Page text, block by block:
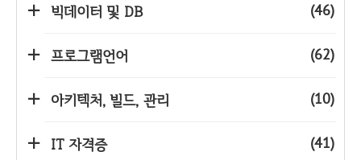
빅데이터 및 DB (46)
프로그램언어 (62)
아키텍처, 빌드, 관리 (10)
IT 자격증 (41)